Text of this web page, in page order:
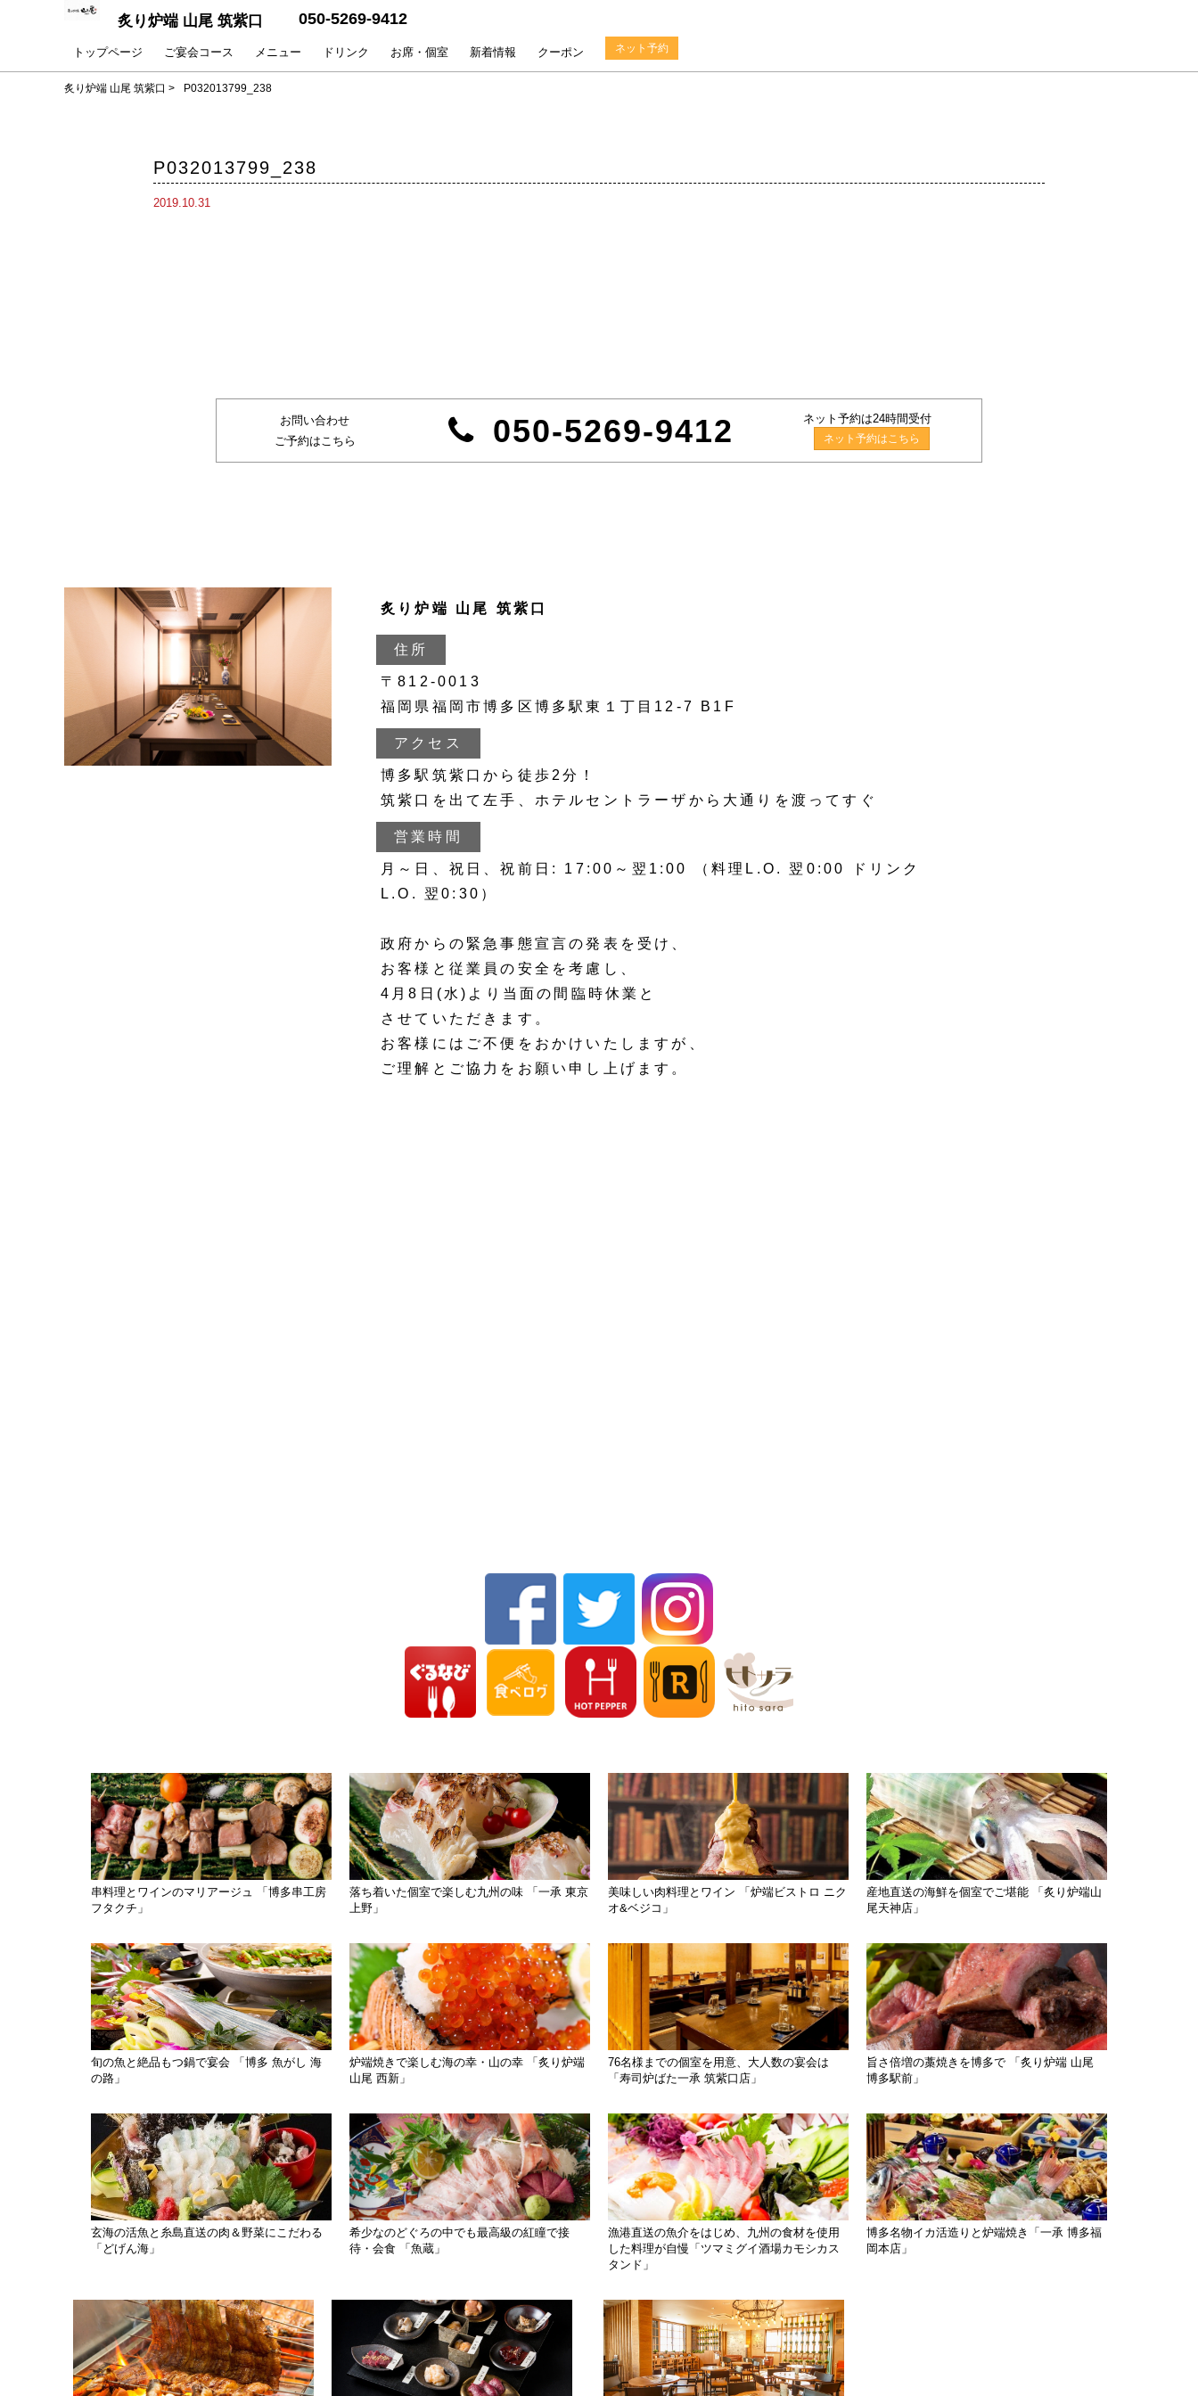
炙り炉端 山尾 筑紫口 050-5269-9412
トップページ ご宴会コース メニュー ドリンク お席・個室 新着情報 クーポン ネット予約
炙り炉端 山尾 筑紫口 > P032013799_238
P032013799_238
2019.10.31
お問い合わせ
ご予約はこちら
050-5269-9412 ネット予約は24時間受付
ネット予約はこちら
炙り炉端 山尾 筑紫口
住所
〒812-0013
福岡県福岡市博多区博多駅東１丁目12-7 B1F
アクセス
博多駅筑紫口から徒歩2分！
筑紫口を出て左手、ホテルセントラーザから大通りを渡ってすぐ
営業時間
月～日、祝日、祝前日: 17:00～翌1:00 （料理L.O. 翌0:00 ドリンク
L.O. 翌0:30）
政府からの緊急事態宣言の発表を受け、
お客様と従業員の安全を考慮し、
4月8日(水)より当面の間臨時休業と
させていただきます。
お客様にはご不便をおかけいたしますが、
ご理解とご協力をお願い申し上げます。
串料理とワインのマリアージュ 「博多串工房
フタクチ」
落ち着いた個室で楽しむ九州の味 「一承 東京
上野」
美味しい肉料理とワイン 「炉端ビストロ ニク
オ&ベジコ」
産地直送の海鮮を個室でご堪能 「炙り炉端山
尾天神店」
旬の魚と絶品もつ鍋で宴会 「博多 魚がし 海
の路」
炉端焼きで楽しむ海の幸・山の幸 「炙り炉端
山尾 西新」
76名様までの個室を用意、大人数の宴会は
「寿司炉ばた一承 筑紫口店」
旨さ倍増の藁焼きを博多で 「炙り炉端 山尾
博多駅前」
玄海の活魚と糸島直送の肉＆野菜にこだわる
「どげん海」
希少なのどぐろの中でも最高級の紅瞳で接
待・会食 「魚蔵」
漁港直送の魚介をはじめ、九州の食材を使用
した料理が自慢「ツマミグイ酒場カモシカス
タンド」
博多名物イカ活造りと炉端焼き「一承 博多福
岡本店」